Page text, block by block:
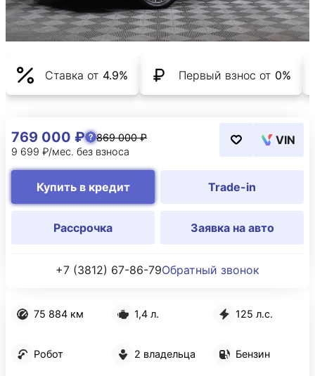
Ставка от 4.9% Первый взнос от 0%
75 884 км 1,4 л. 125 л.с.
Робот 2 владельца Бензин
769 000 ₽
869 000 ₽
9 699 ₽/мес. без взноса
VIN
Купить в кредит Trade-in
Рассрочка Заявка на авто
+7 (3812) 67-86-79Обратный звонок